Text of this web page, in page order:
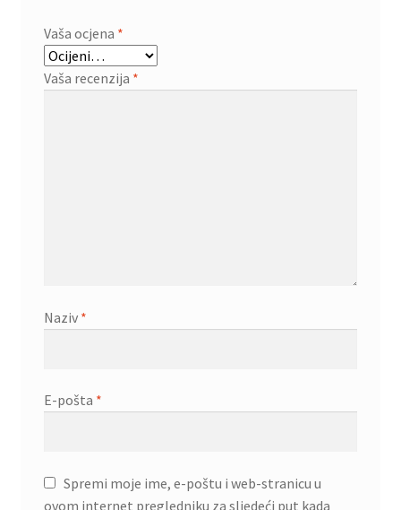
Vaša ocjena *
Vaša recenzija *
Naziv *
E-pošta *
Spremi moje ime, e-poštu i web-stranicu u
ovom internet pregledniku za sljedeći put kada